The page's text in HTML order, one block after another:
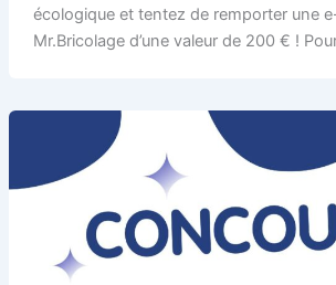
écologique et tentez de remporter une
Mr.Bricolage d’une valeur de 200 € !